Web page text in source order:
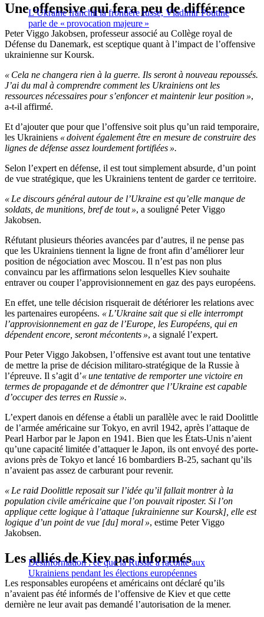
L’Ukraine franchit la frontière russe, Vladimir Poutine
parle de « provocation majeure »
Une offensive qui fera peu de différence
Peter Viggo Jakobsen, professeur associé au Collège royal de
Défense du Danemark, est sceptique quant à l’impact de l’offensive
ukrainienne sur Koursk.
« Cela ne changera rien à la guerre. Ils seront à nouveau repoussés.
J’ai du mal à comprendre comment les Ukrainiens ont les
ressources nécessaires pour s’enfoncer et maintenir leur position »,
a-t-il affirmé.
Et d’ajouter que pour que l’offensive soit plus qu’un raid temporaire,
les Ukrainiens « doivent également être en mesure de construire des
lignes de défense assez lourdement fortifiées ».
Selon l’expert en défense, il est tout simplement absurde, d’un point
de vue stratégique, que les Ukrainiens tentent de garder ce territoire.
« Le discours général autour de l’Ukraine est qu’elle manque de
soldats, de munitions, bref de tout », a souligné Peter Viggo
Jakobsen.
Réfutant plusieurs théories avancées par d’autres, il ne pense pas
que les Ukrainiens tiennent la ligne de front afin d’améliorer leur
position de négociation avec Moscou. Il n’est pas non plus
convaincu par les affirmations selon lesquelles Kiev souhaite
entraver ou couper l’approvisionnement en gaz des pays européens.
En effet, une telle décision risquerait de détériorer les relations avec
les partenaires européens. « L’Ukraine sait que si elle interrompt
l’approvisionnement en gaz de l’Europe, les Européens, qui en
dépendent encore, seront mécontents », a signalé l’expert.
Pour Peter Viggo Jakobsen, l’offensive est avant tout une tentative
de mettre la prise de décision militaro-stratégique de la Russie à
l’épreuve. Il s’agit d’« une tentative de remporter une victoire en
termes de propagande et de démontrer que l’Ukraine est capable
d’occuper des terres en Russie ».
L’expert danois en défense a établi un parallèle avec le raid Doolittle
de l’armée américaine sur Tokyo, en avril 1942, après l’attaque de
Pearl Harbor par le Japon en 1941. Bien que les États-Unis n’aient
qu’une capacité limitée d’attaquer le Japon, ils ont envoyé des porte-
avions près de Tokyo et lancé 16 bombardiers B-25, sachant qu’ils
n’avaient pas assez de carburant pour revenir.
« Le raid Doolittle reposait sur l’idée qu’il fallait montrer à la
population civile américaine que l’on pouvait riposter. Si l’on
applique cette logique à l’attaque [ukrainienne sur Koursk], elle est
logique d’un point de vue [du] moral », estime Peter Viggo
Jakobsen.
Désinformation : ce que la Russie a raconté aux
Ukrainiens pendant les élections européennes
Les alliés de Kiev pas informés
Les responsables européens et américains ont déclaré qu’ils
n’avaient pas été informés de l’offensive de Kiev et que cette
dernière ne leur avait pas demandé l’autorisation de la mener.